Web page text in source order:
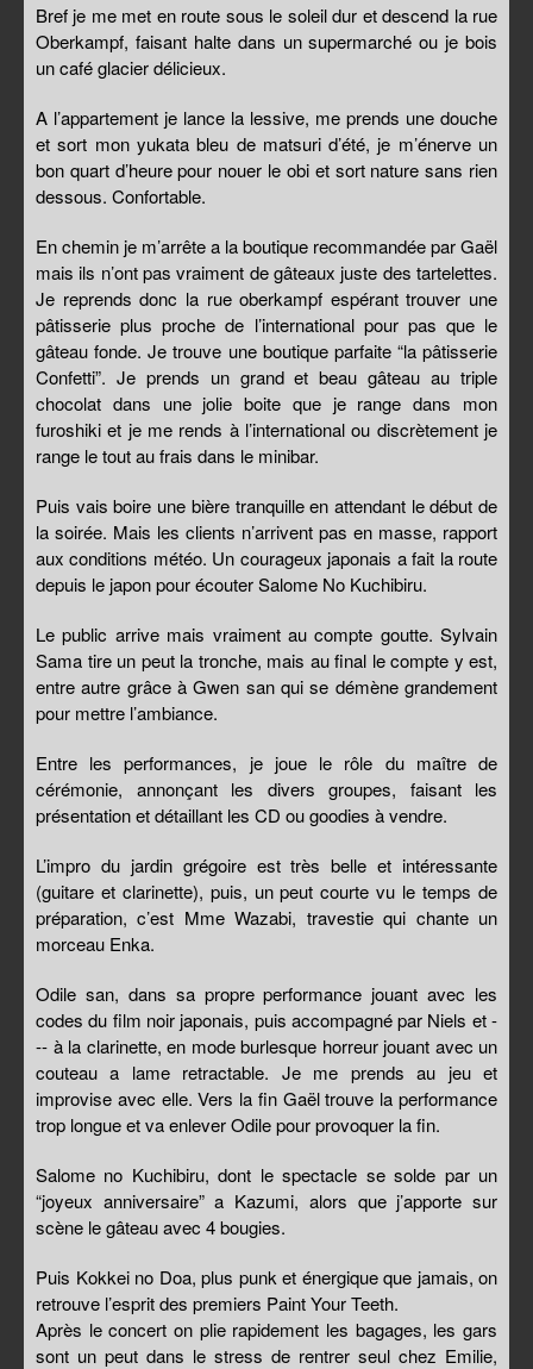
Bref je me met en route sous le soleil dur et descend la rue
Oberkampf, faisant halte dans un supermarché ou je bois
un café glacier délicieux.
A l’appartement je lance la lessive, me prends une douche
et sort mon yukata bleu de matsuri d’été, je m’énerve un
bon quart d’heure pour nouer le obi et sort nature sans rien
dessous. Confortable.
En chemin je m’arrête a la boutique recommandée par Gaël
mais ils n’ont pas vraiment de gâteaux juste des tartelettes.
Je reprends donc la rue oberkampf espérant trouver une
pâtisserie plus proche de l’international pour pas que le
gâteau fonde. Je trouve une boutique parfaite “la pâtisserie
Confetti”. Je prends un grand et beau gâteau au triple
chocolat dans une jolie boite que je range dans mon
furoshiki et je me rends à l’international ou discrètement je
range le tout au frais dans le minibar.
Puis vais boire une bière tranquille en attendant le début de
la soirée. Mais les clients n’arrivent pas en masse, rapport
aux conditions météo. Un courageux japonais a fait la route
depuis le japon pour écouter Salome No Kuchibiru.
Le public arrive mais vraiment au compte goutte. Sylvain
Sama tire un peut la tronche, mais au final le compte y est,
entre autre grâce à Gwen san qui se démène grandement
pour mettre l’ambiance.
Entre les performances, je joue le rôle du maître de
cérémonie, annonçant les divers groupes, faisant les
présentation et détaillant les CD ou goodies à vendre.
L’impro du jardin grégoire est très belle et intéressante
(guitare et clarinette), puis, un peut courte vu le temps de
préparation, c’est Mme Wazabi, travestie qui chante un
morceau Enka.
Odile san, dans sa propre performance jouant avec les
codes du film noir japonais, puis accompagné par Niels et -
-- à la clarinette, en mode burlesque horreur jouant avec un
couteau a lame retractable. Je me prends au jeu et
improvise avec elle. Vers la fin Gaël trouve la performance
trop longue et va enlever Odile pour provoquer la fin.
Salome no Kuchibiru, dont le spectacle se solde par un
“joyeux anniversaire” a Kazumi, alors que j’apporte sur
scène le gâteau avec 4 bougies.
Puis Kokkei no Doa, plus punk et énergique que jamais, on
retrouve l’esprit des premiers Paint Your Teeth.
Après le concert on plie rapidement les bagages, les gars
sont un peut dans le stress de rentrer seul chez Emilie,